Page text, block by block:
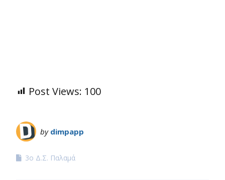
Post Views: 100
by dimpapp
3ο Δ.Σ. Παλαμά